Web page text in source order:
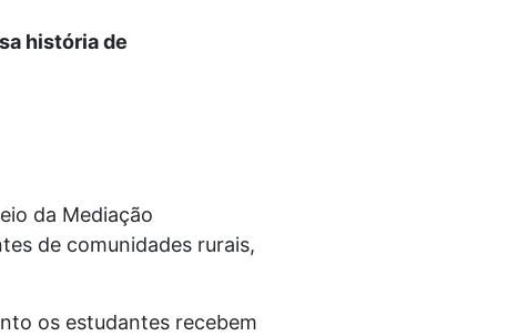
história de
da Mediação
de comunidades rurais,
os estudantes recebem